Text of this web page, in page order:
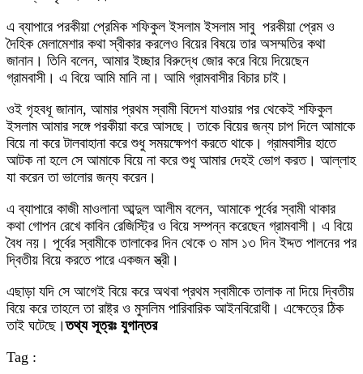
এ ব্যাপারে পরকীয়া প্রেমিক শফিকুল ইসলাম ইসলাম সাবু পরকীয়া প্রেম ও
দৈহিক মেলামেশার কথা স্বীকার করলেও বিয়ের বিষয়ে তার অসম্মতির কথা
জানান। তিনি বলেন, আমার ইচ্ছার বিরুদ্ধে জোর করে বিয়ে দিয়েছেন
গ্রামবাসী। এ বিয়ে আমি মানি না। আমি গ্রামবাসীর বিচার চাই।
ওই গৃহবধূ জানান, আমার প্রথম স্বামী বিদেশ যাওয়ার পর থেকেই শফিকুল
ইসলাম আমার সঙ্গে পরকীয়া করে আসছে। তাকে বিয়ের জন্য চাপ দিলে আমাকে
বিয়ে না করে টালবাহানা করে শুধু সময়ক্ষেপণ করতে থাকে। গ্রামবাসীর হাতে
আটক না হলে সে আমাকে বিয়ে না করে শুধু আমার দেহই ভোগ করত। আল্লাহ
যা করেন তা ভালোর জন্য করেন।
এ ব্যাপারে কাজী মাওলানা আব্দুল আলীম বলেন, আমাকে পূর্বের স্বামী থাকার
কথা গোপন রেখে কাবিন রেজিস্ট্রি ও বিয়ে সম্পন্ন করেছেন গ্রামবাসী। এ বিয়ে
বৈধ নয়। পূর্বের স্বামীকে তালাকের দিন থেকে ৩ মাস ১৩ দিন ইদ্দত পালনের পর
দ্বিতীয় বিয়ে করতে পারে একজন স্ত্রী।
এছাড়া যদি সে আগেই বিয়ে করে অথবা প্রথম স্বামীকে তালাক না দিয়ে দ্বিতীয়
বিয়ে করে তাহলে তা রাষ্ট্র ও মুসলিম পারিবারিক আইনবিরোধী। এক্ষেত্রে ঠিক
তাই ঘটেছে।তথ্য সূত্রঃ যুগান্তর
Tag :